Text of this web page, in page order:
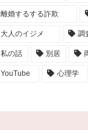
離婚するする詐欺
大人のイジメ 調
私の話 別居
YouTube 心理学